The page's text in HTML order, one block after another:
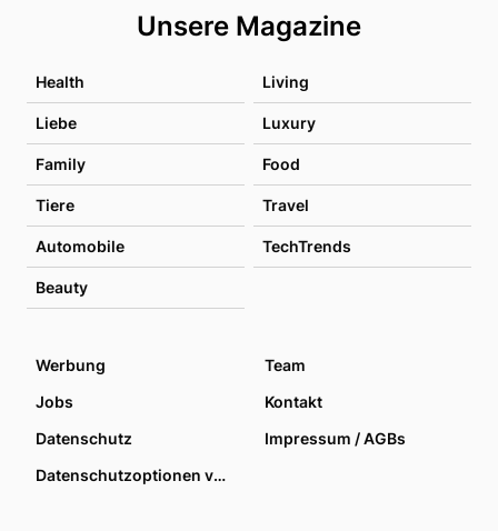
Unsere Magazine
Health Living
Liebe Luxury
Family Food
Tiere Travel
Automobile TechTrends
Beauty
Werbung
Team
Jobs
Kontakt
Datenschutz
Impressum / AGBs
Datenschutzoptionen verwalten